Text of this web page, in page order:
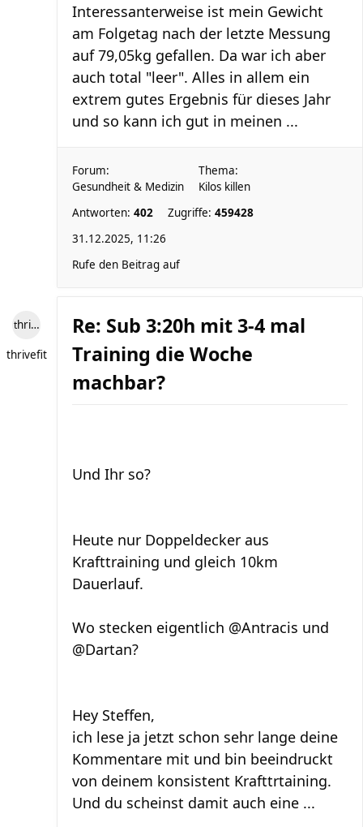
Interessanterweise ist mein Gewicht
am Folgetag nach der letzte Messung
auf 79,05kg gefallen. Da war ich aber
auch total "leer". Alles in allem ein
extrem gutes Ergebnis für dieses Jahr
und so kann ich gut in meinen ...
Forum:
Gesundheit & Medizin
Thema:
Kilos killen
Antworten: 402 Zugriffe: 459428
31.12.2025, 11:26
Rufe den Beitrag auf
thrivefit
thrivefit
Re: Sub 3:20h mit 3-4 mal
Training die Woche
machbar?
Und Ihr so?
Heute nur Doppeldecker aus
Krafttraining und gleich 10km
Dauerlauf.
Wo stecken eigentlich @Antracis und
@Dartan?
Hey Steffen,
ich lese ja jetzt schon sehr lange deine
Kommentare mit und bin beeindruckt
von deinem konsistent Krafttrtaining.
Und du scheinst damit auch eine ...